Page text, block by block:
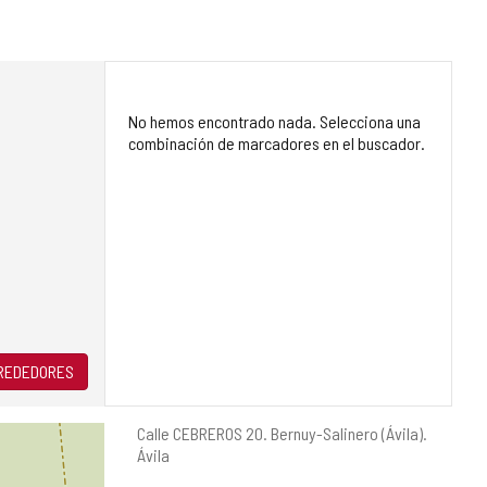
Dirección
postal
Calle CEBREROS 20. Bernuy-Salinero (Ávila).
Ávila
No hemos encontrado nada. Selecciona una
combinación de marcadores en el buscador.